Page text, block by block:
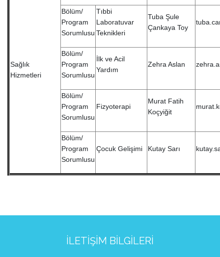
Sağlık
Hizmetleri
Bölüm/
Program
Sorumlusu
Tıbbi
Laboratuvar
Teknikleri
Tuba Şule
Çankaya Toy
Bölüm/
Program
Sorumlusu
İlk ve Acil
Yardım
Zehra Aslan
Bölüm/
Program
Sorumlusu
Fizyoterapi
Murat Fatih
Koçyiğit
Bölüm/
Program
Sorumlusu
Çocuk Gelişimi Kutay Sarı
İLETIŞIM BILGILERI